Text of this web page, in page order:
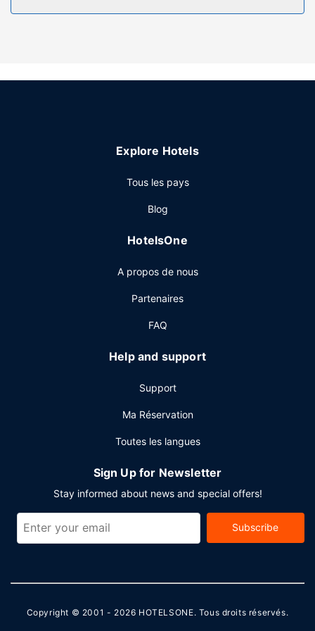
Ne ratez pas l'occasion de vous détendre en profitant des
Internet gratuit, une salle de banquet et un distributeur
Lors de votre séjour dans cet hôtel, vous pourrez prendre
Un petit déjeuner à emporter est offert gratuitement.
internet gratuit à Internet, un centre d'affaires et un
service d'arrivée express. Si vous devez organiser une
dispose d'espaces événements mesurant 45 mètres
carrés et comprenant un espace de conférence et une
l'enceinte de l'hébergement.
Explore Hotels
Tous les pays
Blog
HotelsOne
A propos de nous
Partenaires
FAQ
Help and support
Support
Ma Réservation
Toutes les langues
Sign Up for Newsletter
Stay informed about news and special offers!
Subscribe
Copyright © 2001 - 2026 HOTELSONE. Tous droits réservés.